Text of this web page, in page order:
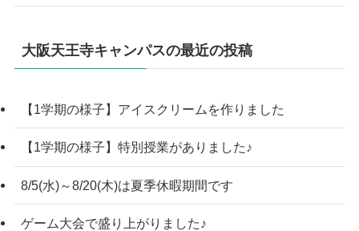
大阪天王寺キャンパスの最近の投稿
【1学期の様子】アイスクリームを作りました
【1学期の様子】特別授業がありました♪
8/5(水)～8/20(木)は夏季休暇期間です
ゲーム大会で盛り上がりました♪